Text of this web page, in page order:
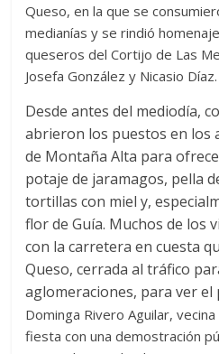
Queso, en la que se
medianías y se rindió
queseros del Cortijo de Las
Josefa González y Nicasio Díaz.
Desde antes del mediodía,
abrieron los puestos en los
de Montaña Alta para
potaje de jaramagos, pella
tortillas con miel y,
flor de Guía. Muchos de los
con la carretera en cuesta
Queso, cerrada al tráfico
aglomeraciones, para ver el
Dominga Rivero Aguilar,
fiesta con una demostración